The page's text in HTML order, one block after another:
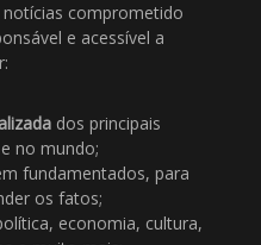
comprometido
e acessível a
dos principais
no mundo;
fundamentados, para
os fatos;
economia, cultura,